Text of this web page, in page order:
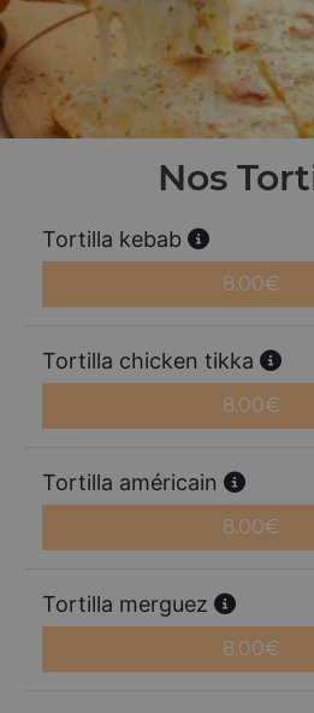
Nos
Tortilla kebab
8.00€
Tortilla chicken tikka
8.00€
Tortilla américain
8.00€
Tortilla merguez
8.00€